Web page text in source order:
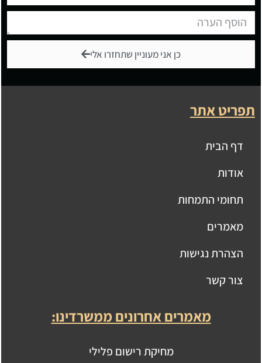
כן אני מעוניין שתחזרו אלי
תפריט אתר
דף הבית
אודות
תחומי התמחות
מאמרים
הצהרת נגישות
צור קשר
מאמרים אחרונים ממשרדינו:
מחיקת רישום פלילי